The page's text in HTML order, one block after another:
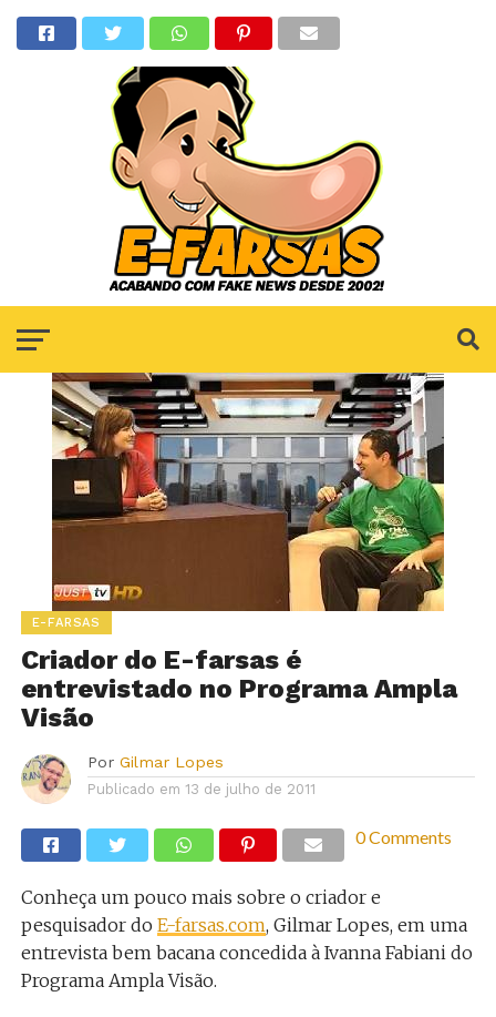
E-FARSAS
Criador do E-farsas é
entrevistado no Programa Ampla
Visão
Por Gilmar Lopes
Publicado em 13 de julho de 2011
0 Comments
Conheça um pouco mais sobre o criador e
pesquisador do E-farsas.com, Gilmar Lopes, em uma
entrevista bem bacana concedida à Ivanna Fabiani do
Programa Ampla Visão.